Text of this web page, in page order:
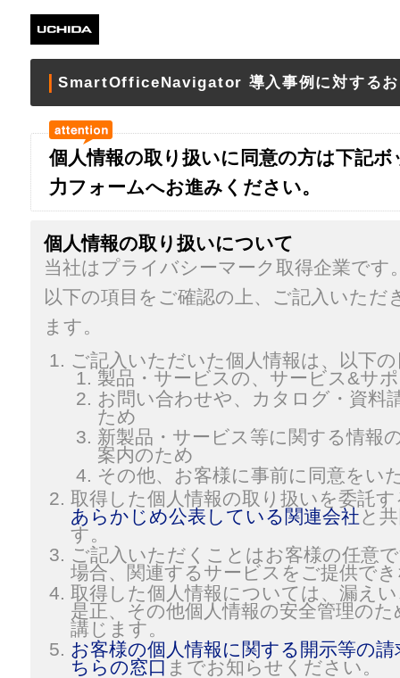
SmartOfficeNavigator 導入事例に対するお
個人情報の取り扱いに同意の方は下記
力フォームへお進みください。
個人情報の取り扱いについて
当社はプライバシーマーク取得企業です
以下の項目をご確認の上、ご記入いた
ます。
ご記入いただいた個人情報は、以下
製品・サービスの、サービス&サ
お問い合わせや、カタログ・資料
ため
新製品・サービス等に関する情報
案内のため
その他、お客様に事前に同意をい
取得した個人情報の取り扱いを委託
あらかじめ公表している関連会社と
す。
ご記入いただくことはお客様の任意
場合、関連するサービスをご提供で
取得した個人情報については、漏え
是正、その他個人情報の安全管理の
講じます。
お客様の個人情報に関する開示等の
ちらの窓口 までお知らせください。